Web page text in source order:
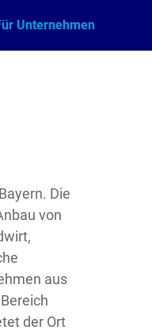
Unternehmen
Die
von
aus
der Ort